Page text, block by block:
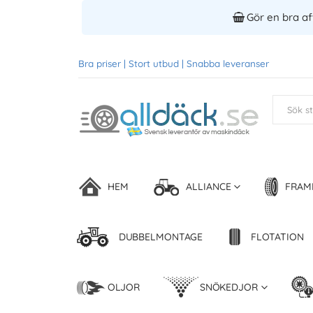
Gör en bra
Bra priser | Stort utbud | Snabba leveranser
HEM ALLIANCE
DUBBELMONTAGE FLOTATION
OLJOR SNÖKEDJOR